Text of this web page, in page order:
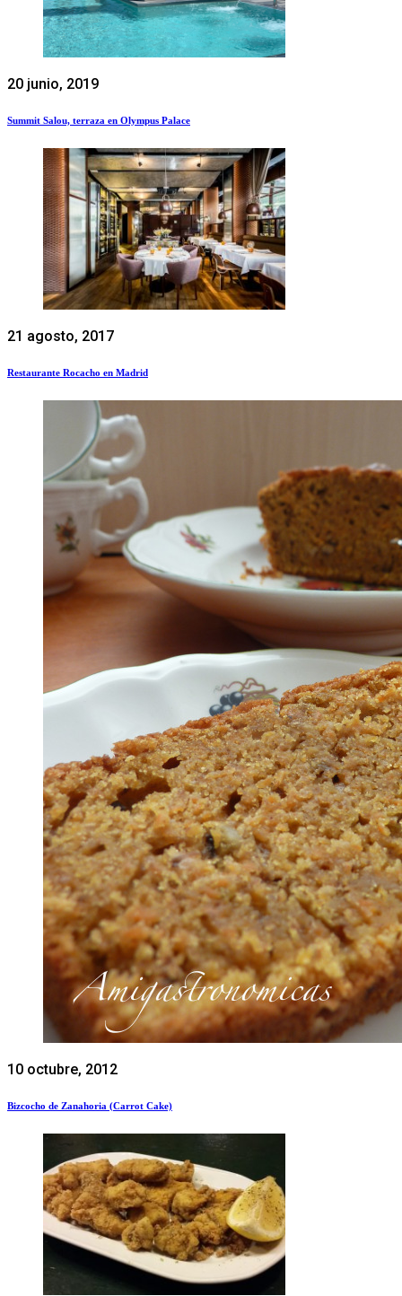
20 junio, 2019
Summit Salou, terraza en Olympus Palace
21 agosto, 2017
Restaurante Rocacho en Madrid
10 octubre, 2012
Bizcocho de Zanahoria (Carrot Cake)